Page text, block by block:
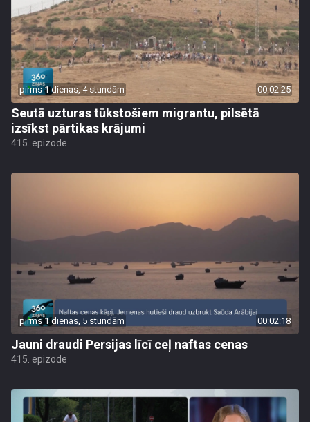
pirms 1 dienas, 4 stundām 00:02:25
Seutā uzturas tūkstošiem migrantu, pilsētā
izsīkst pārtikas krājumi
415. epizode
pirms 1 dienas, 5 stundām 00:02:18
Jauni draudi Persijas līcī ceļ naftas cenas
415. epizode